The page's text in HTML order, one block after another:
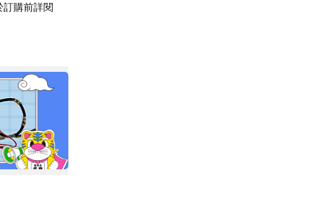
訂購前詳閱